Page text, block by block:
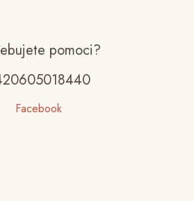
pomoci?
Facebook